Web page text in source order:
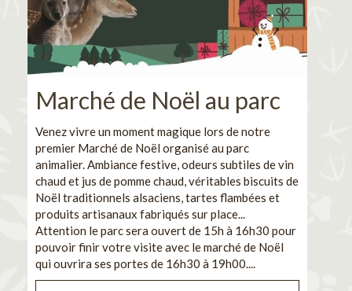
Marché de Noël au parc
Venez vivre un moment magique lors de notre
premier Marché de Noël organisé au parc
animalier. Ambiance festive, odeurs subtiles de vin
chaud et jus de pomme chaud, véritables biscuits de
Noël traditionnels alsaciens, tartes flambées et
produits artisanaux fabriqués sur place...
Attention le parc sera ouvert de 15h à 16h30 pour
pouvoir finir votre visite avec le marché de Noël
qui ouvrira ses portes de 16h30 à 19h00....